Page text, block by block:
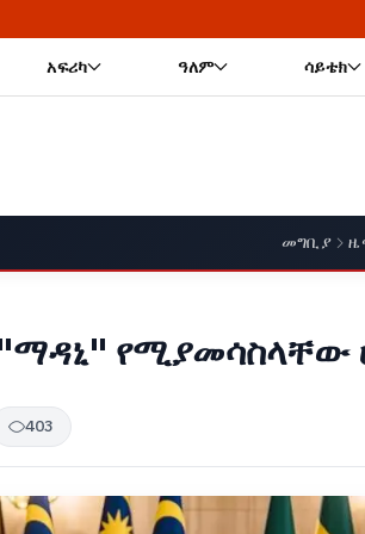
አፍሪካ ዓለም ሳይቴክ
መግቢያ
የሚያመሳስላቸው
403